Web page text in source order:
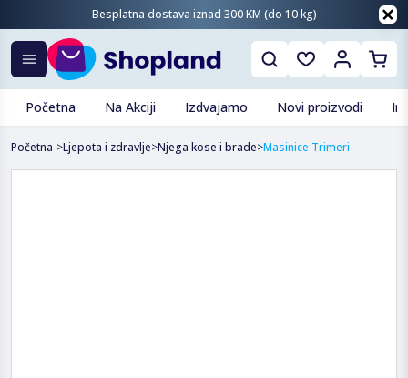
Besplatna dostava iznad 300 KM (do 10 kg)
Početna Na Akciji Izdvajamo Novi proizvodi
Početna >Ljepota i zdravlje>Njega kose i brade>Masinice Trimeri